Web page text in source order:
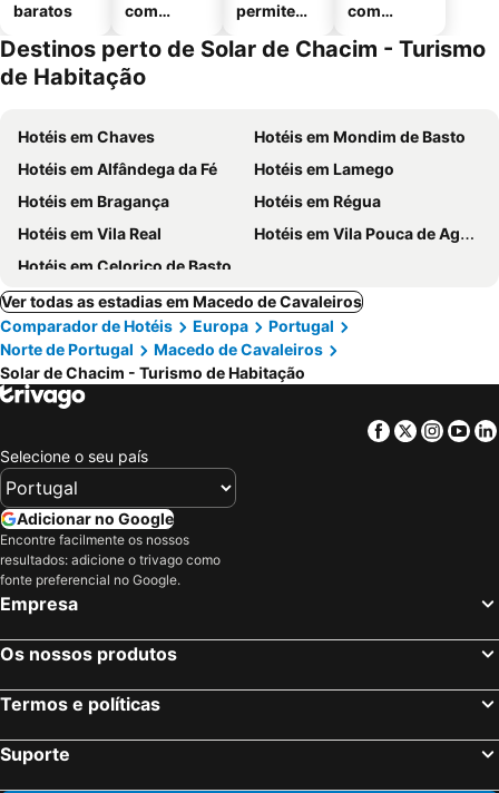
baratos
com
permitem
com
mento
Destinos perto de Solar de Chacim - Turismo
de Habitação
Hotéis em Chaves
Hotéis em Mondim de Basto
Hotéis em Alfândega da Fé
Hotéis em Lamego
Hotéis em Bragança
Hotéis em Régua
Hotéis em Vila Real
Hotéis em Vila Pouca de Aguiar
Hotéis em Celorico de Basto
Ver todas as estadias em Macedo de Cavaleiros
Comparador de Hotéis
Europa
Portugal
Norte de Portugal
Macedo de Cavaleiros
Solar de Chacim - Turismo de Habitação
Facebook
Twitter
Selecione o seu país
Adicionar no Google
Encontre facilmente os nossos
resultados: adicione o trivago como
fonte preferencial no Google.
Empresa
Os nossos produtos
Termos e políticas
Suporte